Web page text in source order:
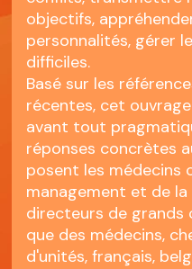
objectifs,
personnalités, gérer
difficiles.
Basé sur les
récentes, cet
avant tout
réponses concrètes
posent les médecins
management et de la
directeurs de grands
que des médecins,
d'unités, français,